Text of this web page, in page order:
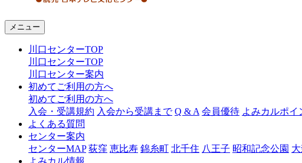
ャ
川
メニュー
川口センターTOP
川口センターTOP
川口センター案内
初めてご利用の方へ
初めてご利用の方へ
入会・受講規約 入会から受講まで Q & A 会員優待 よみカルポイ
よくある質問
センター案内
センターMAP 荻窪 恵比寿 錦糸町 北千住 八王子 昭和記念公園
よみカル情報